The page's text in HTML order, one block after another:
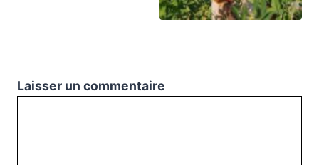
Laisser un commentaire